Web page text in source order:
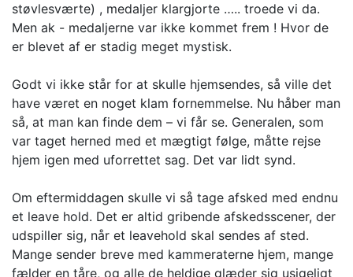
støvlesværte) , medaljer klargjorte ….. troede vi da.
Men ak - medaljerne var ikke kommet frem ! Hvor de
er blevet af er stadig meget mystisk.
Godt vi ikke står for at skulle hjemsendes, så ville det
have været en noget klam fornemmelse. Nu håber man
så, at man kan finde dem – vi får se. Generalen, som
var taget herned med et mægtigt følge, måtte rejse
hjem igen med uforrettet sag. Det var lidt synd.
Om eftermiddagen skulle vi så tage afsked med endnu
et leave hold. Det er altid gribende afskedsscener, der
udspiller sig, når et leavehold skal sendes af sted.
Mange sender breve med kammeraterne hjem, mange
fælder en tåre, og alle de heldige glæder sig usigeligt